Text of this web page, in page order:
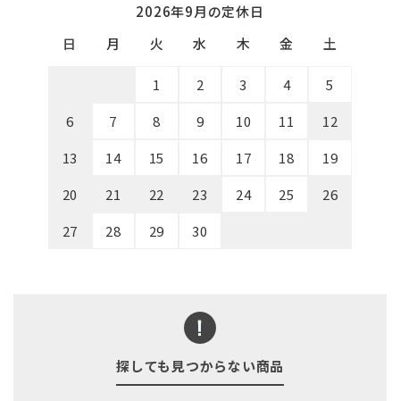
2026年9月の定休日
日
月 火 水 木 金 土
1 2 3 4
5
6
7 8 9 10 11
12
13
14 15 16 17 18
19
20
21 22 23 24 25
26
27
28 29 30
探しても見つからない商品